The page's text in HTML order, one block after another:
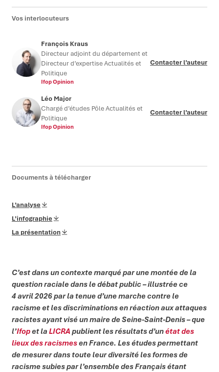
Vos interlocuteurs
François Kraus
Directeur adjoint du département et
Directeur d’expertise Actualités et
Politique
Ifop Opinion
Contacter l’auteur
Léo Major
Chargé d’études Pôle Actualités et
Politique
Ifop Opinion
Contacter l’auteur
Documents à télécharger
L’analyse
L’infographie
La présentation
C’est dans un contexte marqué par une montée de la
question raciale dans le débat public – illustrée ce
4 avril 2026 par la tenue d’une marche contre le
racisme et les discriminations en réaction aux attaques
racistes ayant visé un maire de Seine-Saint-Denis – que
l’Ifopet la LICRA publient les résultats d’unétat des
lieux des racismesen France. Les études permettant
de mesurer dans toute leur diversité les formes de
racisme subies par l’ensemble des Français étant